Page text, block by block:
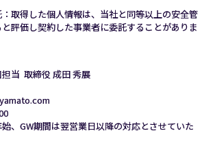
取得した個人情報は、当社と同等以上の安全管
評価し契約した事業者に委託することがありま
当 取締役 成田 秀展
、GW期間は翌営業日以降の対応とさせていた